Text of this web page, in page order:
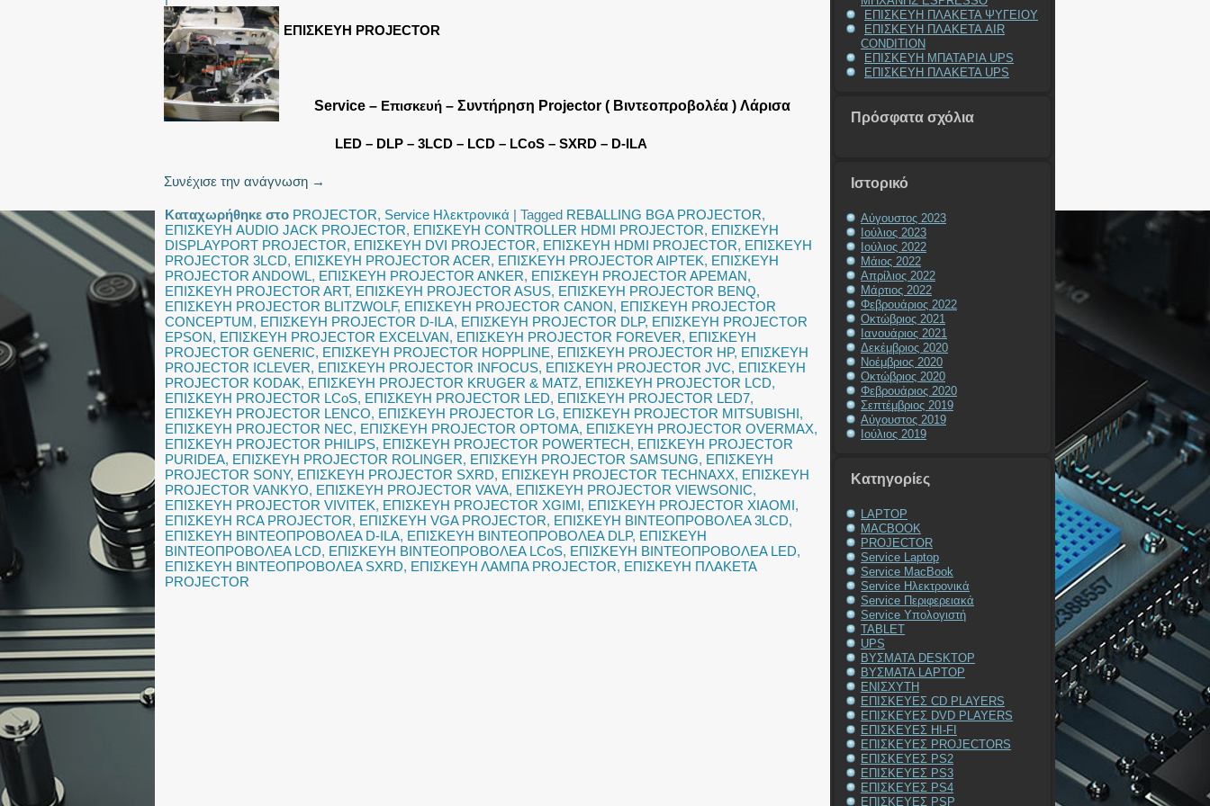
ΕΠΙΣΚΕΥΗ PROJECTOR
Service – Επισκευή – Συντήρηση Projector ( Βιντεοπροβολέα ) Λάρισα
LED – DLP – 3LCD – LCD – LCoS – SXRD – D-ILA
Συνέχισε την ανάγνωση →
Καταχωρήθηκε στο PROJECTOR, Service Ηλεκτρονικά | Tagged REBALLING BGA PROJECTOR,
ΕΠΙΣΚΕΥΗ AUDIO JACK PROJECTOR, ΕΠΙΣΚΕΥΗ CONTROLLER HDMI PROJECTOR, ΕΠΙΣΚΕΥΗ
DISPLAYPORT PROJECTOR, ΕΠΙΣΚΕΥΗ DVI PROJECTOR, ΕΠΙΣΚΕΥΗ HDMI PROJECTOR, ΕΠΙΣΚΕΥΗ
PROJECTOR 3LCD, ΕΠΙΣΚΕΥΗ PROJECTOR ACER, ΕΠΙΣΚΕΥΗ PROJECTOR AIPTEK, ΕΠΙΣΚΕΥΗ
PROJECTOR ANDOWL, ΕΠΙΣΚΕΥΗ PROJECTOR ANKER, ΕΠΙΣΚΕΥΗ PROJECTOR APEMAN,
ΕΠΙΣΚΕΥΗ PROJECTOR ART, ΕΠΙΣΚΕΥΗ PROJECTOR ASUS, ΕΠΙΣΚΕΥΗ PROJECTOR BENQ,
ΕΠΙΣΚΕΥΗ PROJECTOR BLITZWOLF, ΕΠΙΣΚΕΥΗ PROJECTOR CANON, ΕΠΙΣΚΕΥΗ PROJECTOR
CONCEPTUM, ΕΠΙΣΚΕΥΗ PROJECTOR D-ILA, ΕΠΙΣΚΕΥΗ PROJECTOR DLP, ΕΠΙΣΚΕΥΗ PROJECTOR
EPSON, ΕΠΙΣΚΕΥΗ PROJECTOR EXCELVAN, ΕΠΙΣΚΕΥΗ PROJECTOR FOREVER, ΕΠΙΣΚΕΥΗ
PROJECTOR GENERIC, ΕΠΙΣΚΕΥΗ PROJECTOR HOPPLINE, ΕΠΙΣΚΕΥΗ PROJECTOR HP, ΕΠΙΣΚΕΥΗ
PROJECTOR ICLEVER, ΕΠΙΣΚΕΥΗ PROJECTOR INFOCUS, ΕΠΙΣΚΕΥΗ PROJECTOR JVC, ΕΠΙΣΚΕΥΗ
PROJECTOR KODAK, ΕΠΙΣΚΕΥΗ PROJECTOR KRUGER & MATZ, ΕΠΙΣΚΕΥΗ PROJECTOR LCD,
ΕΠΙΣΚΕΥΗ PROJECTOR LCoS, ΕΠΙΣΚΕΥΗ PROJECTOR LED, ΕΠΙΣΚΕΥΗ PROJECTOR LED7,
ΕΠΙΣΚΕΥΗ PROJECTOR LENCO, ΕΠΙΣΚΕΥΗ PROJECTOR LG, ΕΠΙΣΚΕΥΗ PROJECTOR MITSUBISHI,
ΕΠΙΣΚΕΥΗ PROJECTOR NEC, ΕΠΙΣΚΕΥΗ PROJECTOR OPTOMA, ΕΠΙΣΚΕΥΗ PROJECTOR OVERMAX,
ΕΠΙΣΚΕΥΗ PROJECTOR PHILIPS, ΕΠΙΣΚΕΥΗ PROJECTOR POWERTECH, ΕΠΙΣΚΕΥΗ PROJECTOR
PURIDEA, ΕΠΙΣΚΕΥΗ PROJECTOR ROLINGER, ΕΠΙΣΚΕΥΗ PROJECTOR SAMSUNG, ΕΠΙΣΚΕΥΗ
PROJECTOR SONY, ΕΠΙΣΚΕΥΗ PROJECTOR SXRD, ΕΠΙΣΚΕΥΗ PROJECTOR TECHNAXX, ΕΠΙΣΚΕΥΗ
PROJECTOR VANKYO, ΕΠΙΣΚΕΥΗ PROJECTOR VAVA, ΕΠΙΣΚΕΥΗ PROJECTOR VIEWSONIC,
ΕΠΙΣΚΕΥΗ PROJECTOR VIVITEK, ΕΠΙΣΚΕΥΗ PROJECTOR XGIMI, ΕΠΙΣΚΕΥΗ PROJECTOR XIAOMI,
ΕΠΙΣΚΕΥΗ RCA PROJECTOR, ΕΠΙΣΚΕΥΗ VGA PROJECTOR, ΕΠΙΣΚΕΥΗ ΒΙΝΤΕΟΠΡΟΒΟΛΕΑ 3LCD,
ΕΠΙΣΚΕΥΗ ΒΙΝΤΕΟΠΡΟΒΟΛΕΑ D-ILA, ΕΠΙΣΚΕΥΗ ΒΙΝΤΕΟΠΡΟΒΟΛΕΑ DLP, ΕΠΙΣΚΕΥΗ
ΒΙΝΤΕΟΠΡΟΒΟΛΕΑ LCD, ΕΠΙΣΚΕΥΗ ΒΙΝΤΕΟΠΡΟΒΟΛΕΑ LCoS, ΕΠΙΣΚΕΥΗ ΒΙΝΤΕΟΠΡΟΒΟΛΕΑ LED,
ΕΠΙΣΚΕΥΗ ΒΙΝΤΕΟΠΡΟΒΟΛΕΑ SXRD, ΕΠΙΣΚΕΥΗ ΛΑΜΠΑ PROJECTOR, ΕΠΙΣΚΕΥΗ ΠΛΑΚΕΤΑ
PROJECTOR
ΕΠΙΣΚΕΥΗ ΠΛΑΚΕΤΑ ΨΥΓΕΙΟΥ
ΕΠΙΣΚΕΥΗ ΠΛΑΚΕΤΑ AIR
CONDITION
ΕΠΙΣΚΕΥΗ ΜΠΑΤΑΡΙΑ UPS
ΕΠΙΣΚΕΥΗ ΠΛΑΚΕΤΑ UPS
Πρόσφατα σχόλια
Ιστορικό
Αύγουστος 2023
Ιούλιος 2023
Ιούλιος 2022
Μάιος 2022
Απρίλιος 2022
Μάρτιος 2022
Φεβρουάριος 2022
Οκτώβριος 2021
Ιανουάριος 2021
Δεκέμβριος 2020
Νοέμβριος 2020
Οκτώβριος 2020
Φεβρουάριος 2020
Σεπτέμβριος 2019
Αύγουστος 2019
Ιούλιος 2019
Kατηγορίες
LAPTOP
MACBOOK
PROJECTOR
Service Laptop
Service MacBook
Service Ηλεκτρονικά
Service Περιφερειακά
Service Υπολογιστή
TABLET
UPS
ΒΥΣΜΑΤΑ DESKTOP
ΒΥΣΜΑΤΑ LAPTOP
ΕΝΙΣΧΥΤΗ
ΕΠΙΣΚΕΥΕΣ CD PLAYERS
ΕΠΙΣΚΕΥΕΣ DVD PLAYERS
ΕΠΙΣΚΕΥΕΣ HI-FI
ΕΠΙΣΚΕΥΕΣ PROJECTORS
ΕΠΙΣΚΕΥΕΣ PS2
ΕΠΙΣΚΕΥΕΣ PS3
ΕΠΙΣΚΕΥΕΣ PS4
ΕΠΙΣΚΕΥΕΣ PSP